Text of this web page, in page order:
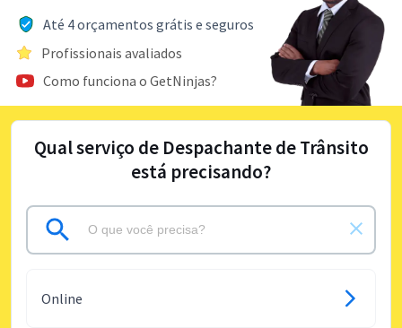
Até 4 orçamentos grátis e seguros
Profissionais avaliados
Como funciona o GetNinjas?
Qual serviço de Despachante de Trânsito
está precisando?
Online